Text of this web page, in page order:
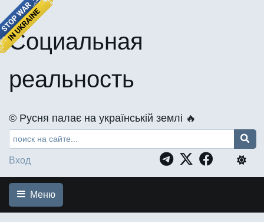
Социальная
реальность
©️ Русня палає на українській землі 🔥
Вход
Меню